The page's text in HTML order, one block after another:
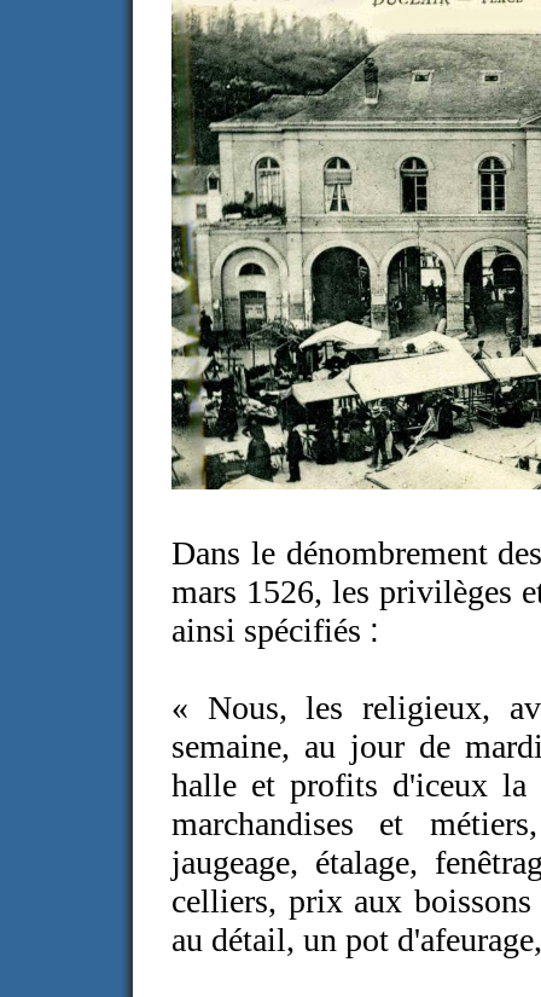
Dans le dénombrement
mars 1526, les privilèges
ainsi spécifiés :
« Nous, les religieux,
semaine, au jour de
halle et profits d'iceux la
marchandises et
jaugeage, étalage,
celliers, prix aux
au détail, un pot